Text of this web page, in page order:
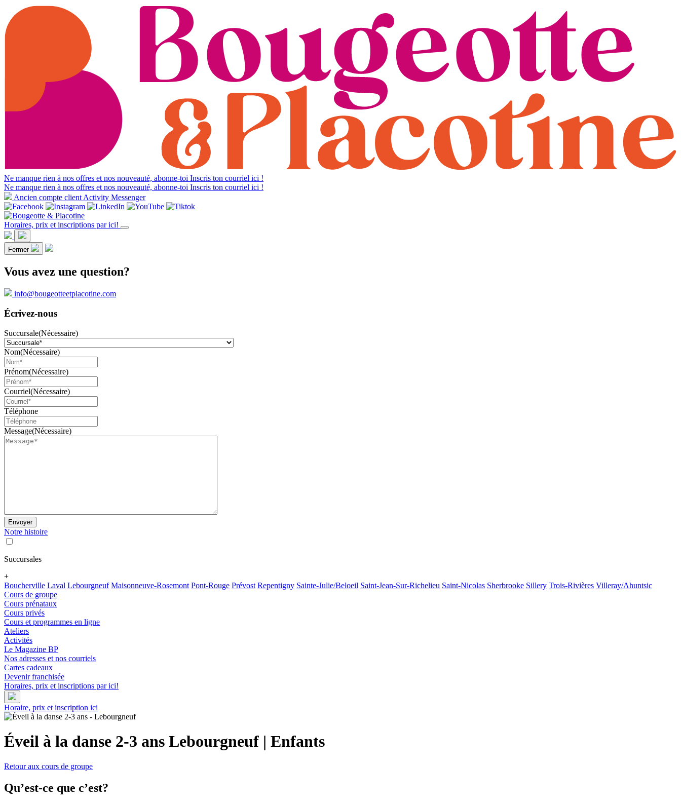
Ne manque rien à nos offres et nos nouveauté, abonne-toi Inscris ton courriel ici !
Ne manque rien à nos offres et nos nouveauté, abonne-toi Inscris ton courriel ici !
Ancien compte client Activity Messenger
Horaires, prix et inscriptions par ici!
Fermer
Vous avez une question?
info@bougeotteetplacotine.com
Écrivez-nous
Succursale(Nécessaire)
Nom(Nécessaire)
Prénom(Nécessaire)
Courriel(Nécessaire)
Téléphone
Message(Nécessaire)
Envoyer
Notre histoire
Succursales
+
Boucherville Laval Lebourgneuf Maisonneuve-Rosemont Pont-Rouge Prévost Repentigny Sainte-Julie/Beloeil Saint-Jean-Sur-Richelieu Saint-Nicolas Sherbrooke Sillery Trois-Rivières Villeray/Ahuntsic
Cours de groupe
Cours prénataux
Cours privés
Cours et programmes en ligne
Ateliers
Activités
Le Magazine BP
Nos adresses et nos courriels
Cartes cadeaux
Devenir franchisée
Horaires, prix et inscriptions par ici!
Horaire, prix et inscription ici
Éveil à la danse 2-3 ans Lebourgneuf | Enfants
Retour aux cours de groupe
Qu’est-ce que c’est?